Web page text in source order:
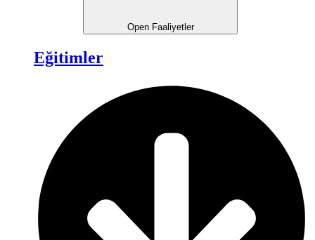
Open Faaliyetler
Eğitimler